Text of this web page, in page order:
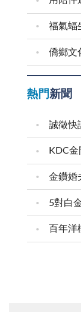
僑鄉文
熱門新聞
誠徵快
百年洋